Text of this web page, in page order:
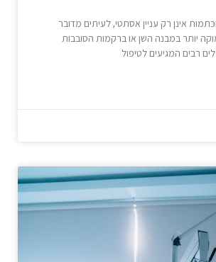
אינן רק עניין אסתטי, לעיתים מדובר
יותר במבנה השן או ברקמות הסובבות
רבים המגיעים לטיפול